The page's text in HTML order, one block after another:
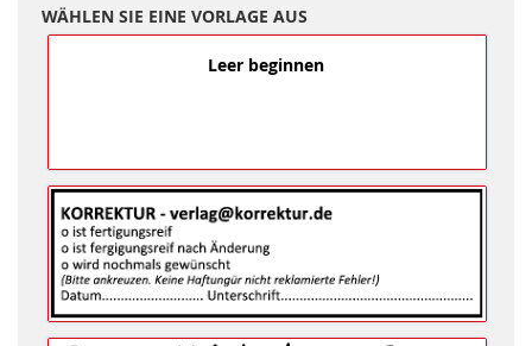
WÄHLEN SIE EINE VORLAGE AUS
Leer beginnen